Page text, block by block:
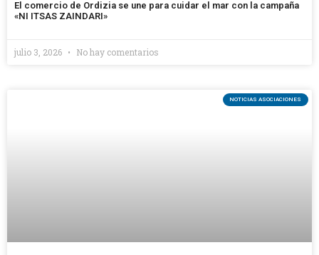
El comercio de Ordizia se une para cuidar el mar con la campaña
«NI ITSAS ZAINDARI»
julio 3, 2026 No hay comentarios
NOTICIAS ASOCIACIONES